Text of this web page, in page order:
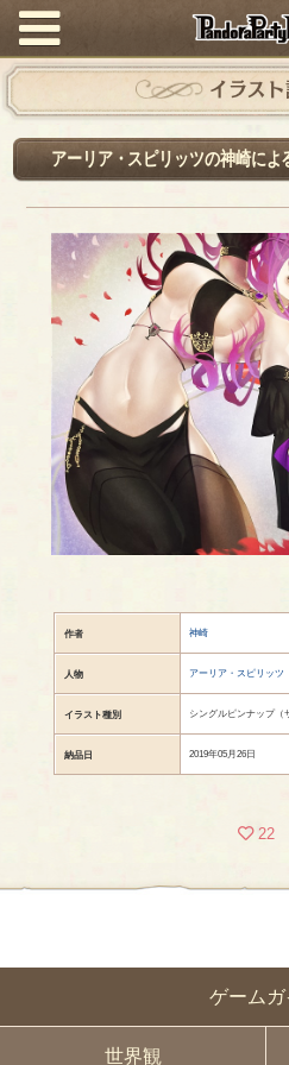
ゲームガ
世界観
イラスト
アーリア・スピリッツの神崎に
作者 神崎
人物 アーリア・スピリッツ
イラスト種別 シングルピンナップ（
納品日 2019年05月26日
22